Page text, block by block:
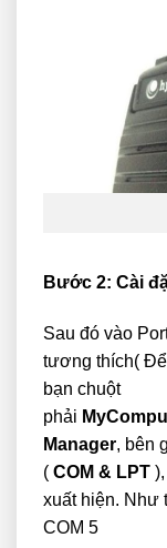
Bước 2: Cài
Sau đó vào
tương thích(
bạn chuột
phải
Manager, bên
( COM & LPT
xuất hiện. Như
COM 5